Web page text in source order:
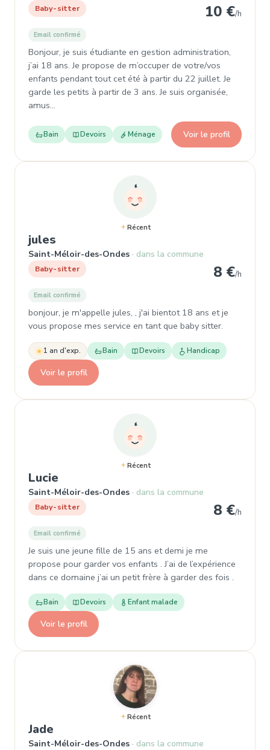
Baby-sitter 10 €/h
Email confirmé
Bonjour, je suis étudiante en gestion administration,
j’ai 18 ans. Je propose de m’occuper de votre/vos
enfants pendant tout cet été à partir du 22 juillet. Je
garde les petits à partir de 3 ans. Je suis organisée,
amus…
Bain Devoirs Ménage Voir le profil
Récent
jules
Saint-Méloir-des-Ondes dans la commune
Baby-sitter 8 €/h
Email confirmé
bonjour, je m'appelle jules, , j'ai bientot 18 ans et je
vous propose mes service en tant que baby sitter.
1 an d'exp. Bain Devoirs Handicap
Voir le profil
Récent
Lucie
Saint-Méloir-des-Ondes dans la commune
Baby-sitter 8 €/h
Email confirmé
Je suis une jeune fille de 15 ans et demi je me
propose pour garder vos enfants . J’ai de l’expérience
dans ce domaine j’ai un petit frère à garder des fois .
Bain Devoirs Enfant malade
Voir le profil
Récent
Jade
Saint-Méloir-des-Ondes dans la commune